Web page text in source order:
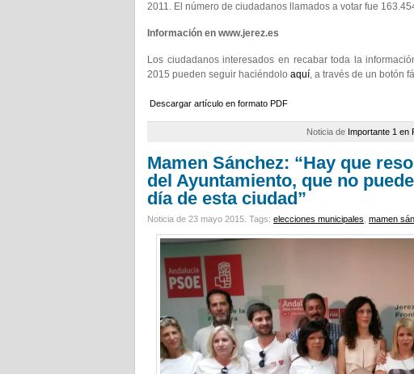
2011. El número de ciudadanos llamados a votar fue
Información en www.jerez.es
Los ciudadanos interesados en recabar toda la
2015 pueden seguir haciéndolo aquí, a través de un botón
Descargar artículo en formato PDF
Noticia de Importante 1 en
Mamen Sánchez: “Hay que
del Ayuntamiento, que no
día de esta ciudad”
Noticia de 23 mayo 2015. Tags: elecciones municipales mamen